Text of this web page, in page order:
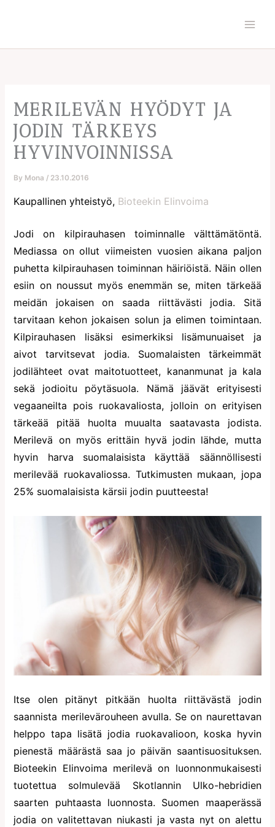
MERILEVÄN HYÖDYT JA
JODIN TÄRKEYS
HYVINVOINNISSA
By Mona / 23.10.2016
Kaupallinen yhteistyö, Bioteekin Elinvoima
Jodi on kilpirauhasen toiminnalle välttämätöntä.
Mediassa on ollut viimeisten vuosien aikana paljon
puhetta kilpirauhasen toiminnan häiriöistä. Näin ollen
esiin on noussut myös enemmän se, miten tärkeää
meidän jokaisen on saada riittävästi jodia. Sitä
tarvitaan kehon jokaisen solun ja elimen toimintaan.
Kilpirauhasen lisäksi esimerkiksi lisämunuaiset ja
aivot tarvitsevat jodia. Suomalaisten tärkeimmät
jodilähteet ovat maitotuotteet, kananmunat ja kala
sekä jodioitu pöytäsuola. Nämä jäävät erityisesti
vegaaneilta pois ruokavaliosta, jolloin on erityisen
tärkeää pitää huolta muualta saatavasta jodista.
Merilevä on myös erittäin hyvä jodin lähde, mutta
hyvin harva suomalaisista käyttää säännöllisesti
merilevää ruokavaliossa. Tutkimusten mukaan, jopa
25% suomalaisista kärsii jodin puutteesta!
Itse olen pitänyt pitkään huolta riittävästä jodin
saannista merilevärouheen avulla. Se on naurettavan
helppo tapa lisätä jodia ruokavalioon, koska hyvin
pienestä määrästä saa jo päivän saantisuosituksen.
Bioteekin Elinvoima merilevä on luonnonmukaisesti
tuotettua solmulevää Skotlannin Ulko-hebridien
saarten puhtaasta luonnosta. Suomen maaperässä
jodia on valitettavan niukasti ja vasta nyt on alettu